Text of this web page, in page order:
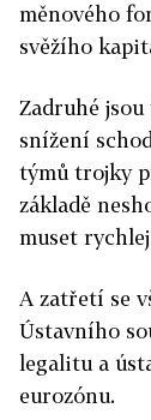
měnového
svěžího
Zadruhé
snížení
týmů trojky
základě
muset
A zatřetí se
Ústavního
legalitu a
eurozónu.